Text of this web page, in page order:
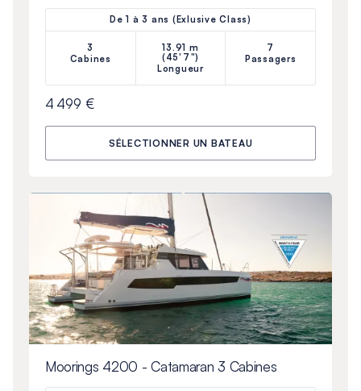
De 1 à 3 ans (Exlusive Class)
3
Cabines
13.91 m
(45'7")
Longueur
7
Passagers
4 499 €
SÉLECTIONNER UN BATEAU
Moorings 4200 - Catamaran 3 Cabines